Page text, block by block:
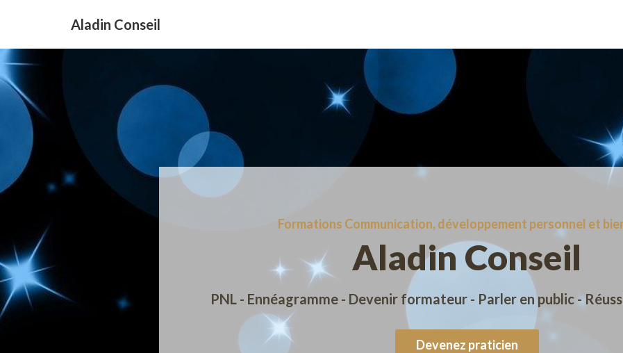
Aladin Conseil
Formations Communication, développement personnel et
Aladin Conseil
PNL - Ennéagramme - Devenir formateur - Parler en public -
Devenez praticien